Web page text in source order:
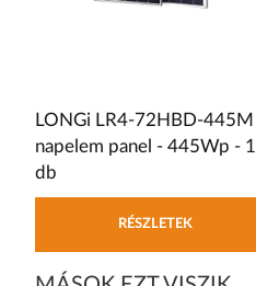
LONGi LR4-72HBD-445M
napelem panel - 445Wp - 1
db
RÉSZLETEK